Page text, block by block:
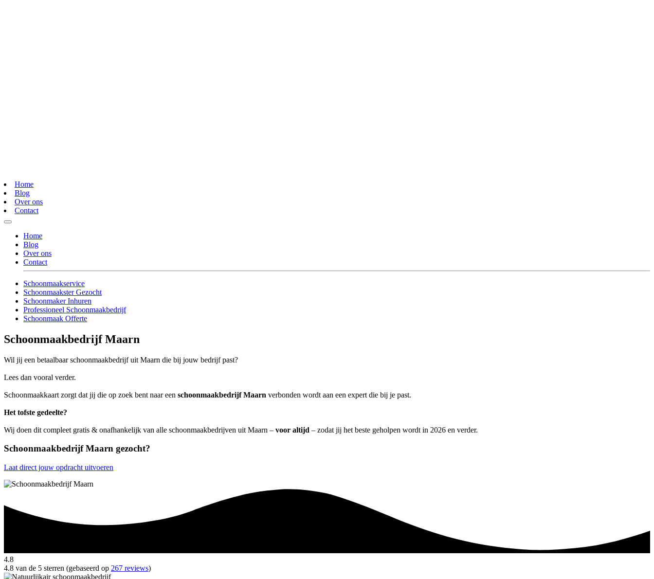
Home
Blog
Over ons
Contact
Home
Blog
Over ons
Contact
Schoonmaakservice
Schoonmaakster Gezocht
Schoonmaker Inhuren
Professioneel Schoonmaakbedrijf
Schoonmaak Offerte
Schoonmaakbedrijf Maarn
Wil jij een betaalbaar schoonmaakbedrijf uit Maarn die bij jouw bedrijf past?
Lees dan vooral verder.
Schoonmaakkaart zorgt dat jij die op zoek bent naar een schoonmaakbedrijf Maarn verbonden wordt aan een expert die bij je past.
Het tofste gedeelte?
Wij doen dit compleet gratis & onafhankelijk van alle schoonmaakbedrijven uit Maarn – voor altijd – zodat jij het beste geholpen wordt in 2026 en verder.
Schoonmaakbedrijf Maarn gezocht?
Laat direct jouw opdracht uitvoeren
4.8
4.8 van de 5 sterren (gebaseerd op 267 reviews)